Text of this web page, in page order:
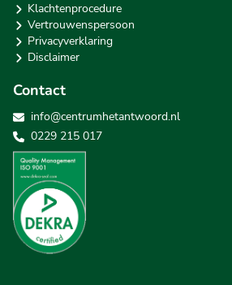
Klachtenprocedure
Vertrouwenspersoon
Privacyverklaring
Disclaimer
Contact
info@centrumhetantwoord.nl
0229 215 017